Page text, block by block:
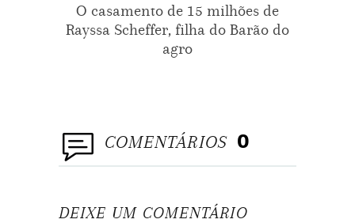
O casamento de 15 milhões de
Rayssa Scheffer, filha do Barão do
agro
COMENTÁRIOS 0
DEIXE UM COMENTÁRIO